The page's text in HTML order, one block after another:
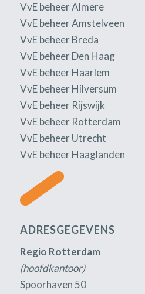
VvE beheer Almere
VvE beheer Amstelveen
VvE beheer Breda
VvE beheer Den Haag
VvE beheer Haarlem
VvE beheer Hilversum
VvE beheer Rijswijk
VvE beheer Rotterdam
VvE beheer Utrecht
VvE beheer Haaglanden
ADRESGEGEVENS
Regio Rotterdam
(hoofdkantoor)
Spoorhaven 50